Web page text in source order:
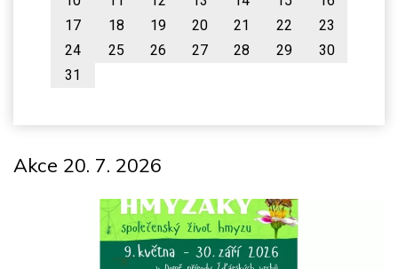
17
18 19 20 21 22
23
24
25 26 27 28 29
30
31
Akce 20. 7. 2026